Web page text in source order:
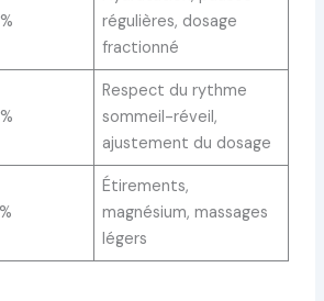
régulières, dosage
fractionné
Respect du rythme
sommeil-réveil,
ajustement du dosage
Étirements,
magnésium, massages
légers